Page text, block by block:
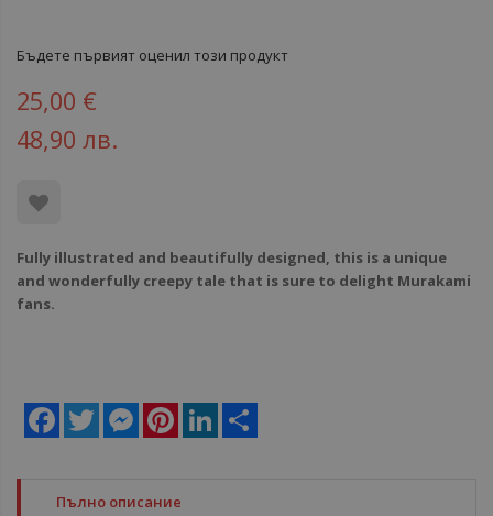
Бъдете първият оценил този продукт
25,00 €
48,90 лв.
Fully illustrated and beautifully designed, this is a unique
and wonderfully creepy tale that is sure to delight Murakami
fans.
Facebook
Twitter MessengerPinterestLinkedIn
Пълно описание